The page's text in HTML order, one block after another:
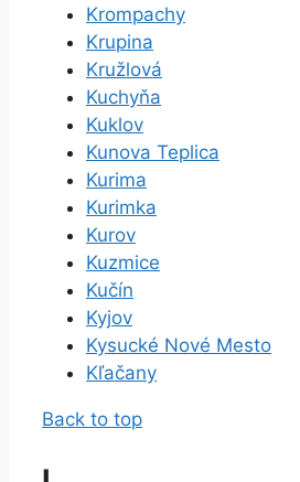
Krompachy
Krupina
Kružlová
Kuchyňa
Kuklov
Kunova Teplica
Kurima
Kurimka
Kurov
Kuzmice
Kučín
Kyjov
Kysucké Nové Mesto
Kľačany
Back to top